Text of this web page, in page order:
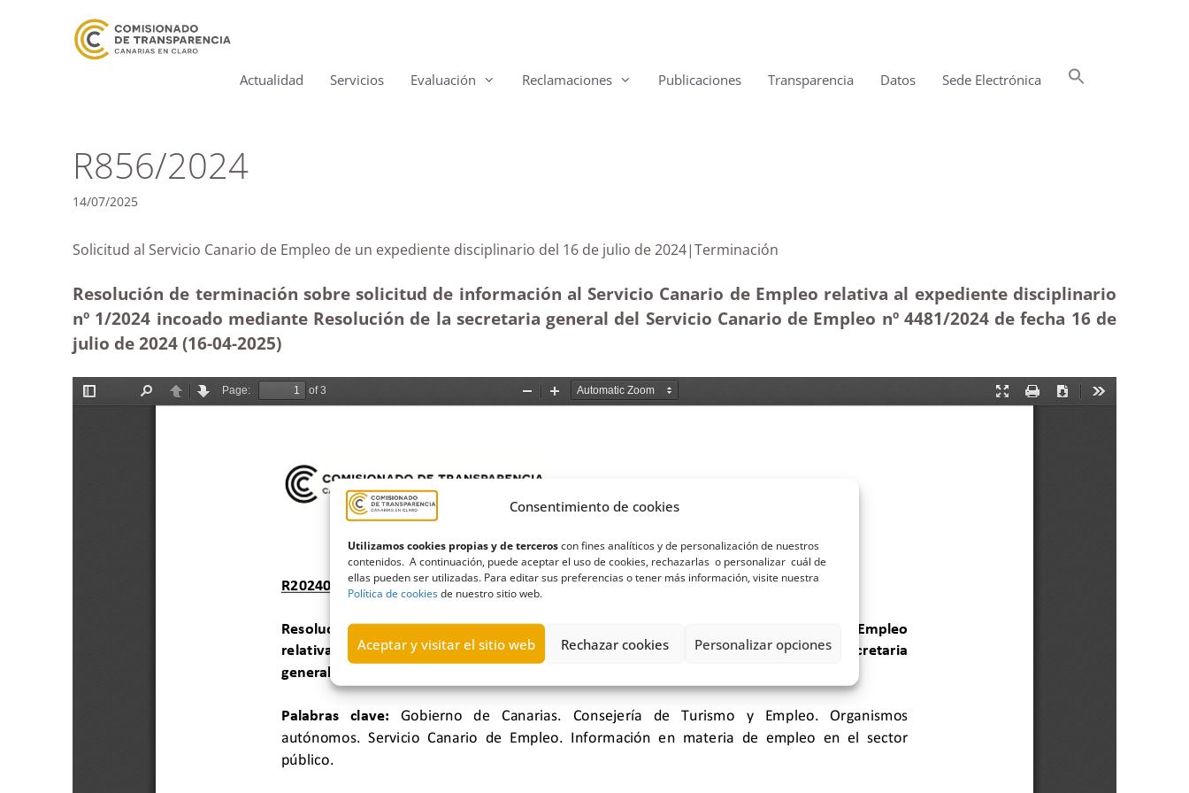
Consentimiento de cookies
Utilizamos cookies propias y de terceroscon fines analíticos y de personalización de nuestros
contenidos. A continuación, puede aceptar el uso de cookies, rechazarlas o personalizar cuál de
ellas pueden ser utilizadas. Para editar sus preferencias o tener más información, visite nuestra
Política de cookiesde nuestro sitio web.
Aceptar y visitar el sitio web Rechazar cookies Personalizar opciones
Actualidad Servicios Evaluación Reclamaciones Publicaciones Transparencia Datos Sede Electrónica
R856/2024
14/07/2025
Solicitud al Servicio Canario de Empleo de un expediente disciplinario del 16 de julio de 2024|Terminación
Resolución de terminación sobre solicitud de información al Servicio Canario de Empleo relativa al expediente disciplinario
nº 1/2024 incoado mediante Resolución de la secretaria general del Servicio Canario de Empleo nº 4481/2024 de fecha 16 de
julio de 2024 (16-04-2025)